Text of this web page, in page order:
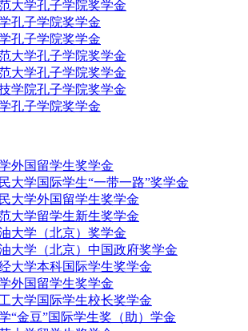
大学孔子学院奖学金
孔子学院奖学金
孔子学院奖学金
大学孔子学院奖学金
大学孔子学院奖学金
学院孔子学院奖学金
孔子学院奖学金
外国留学生奖学金
大学国际学生“一带一路”奖学金
大学外国留学生奖学金
大学留学生新生奖学金
大学（北京）奖学金
大学（北京）中国政府奖学金
大学本科国际学生奖学金
外国留学生奖学金
大学国际学生校长奖学金
“金豆”国际学生奖（助）学金